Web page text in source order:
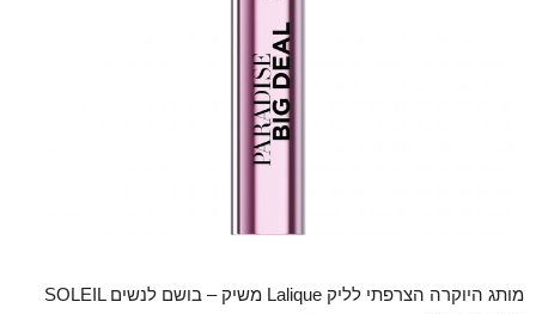
מותג היוקרה הצרפתי לליק Lalique משיק – בושם לנשים SOLEIL